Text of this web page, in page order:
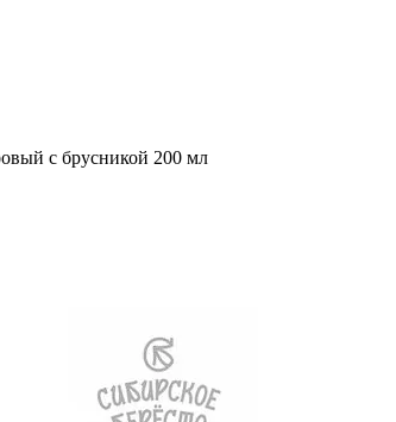
с брусникой 200 мл